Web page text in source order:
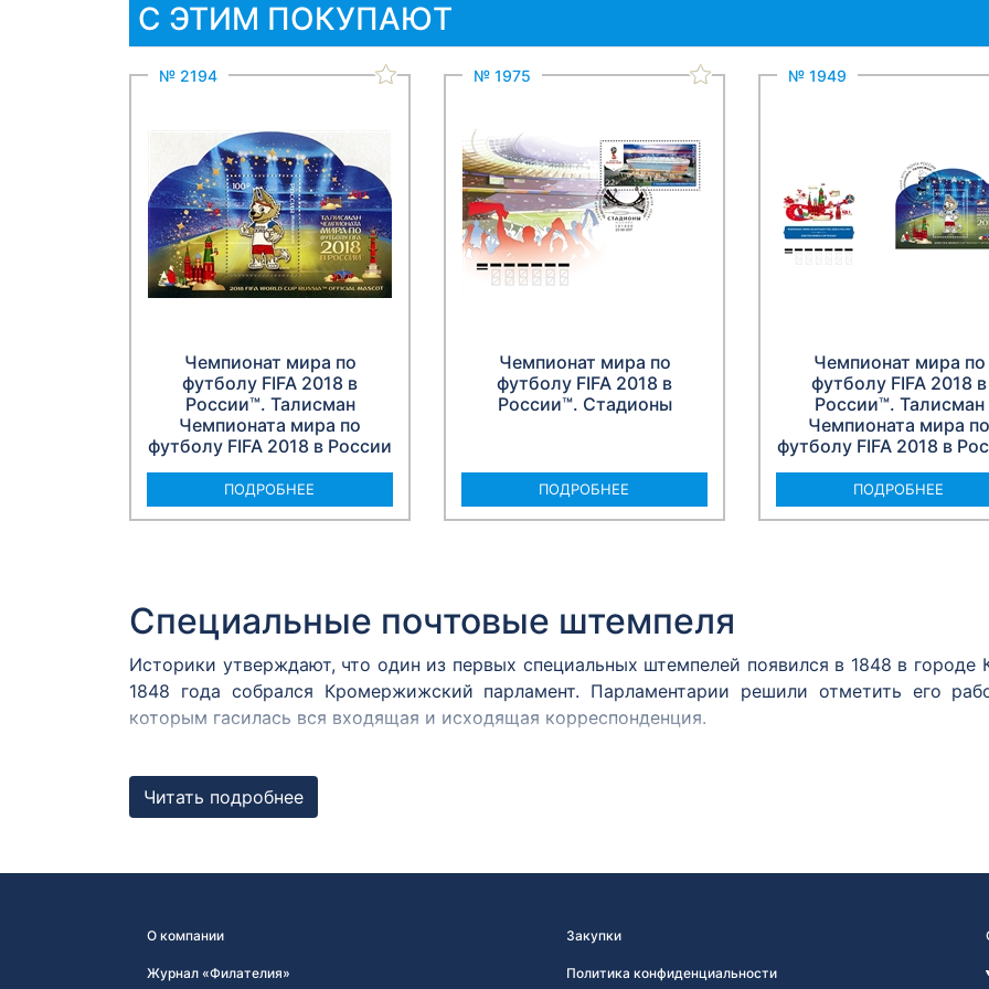
С ЭТИМ ПОКУПАЮТ
№ 2194
Чемпионат мира по
футболу FIFA 2018 в
России™. Талисман
Чемпионата мира по
футболу FIFA 2018 в России
ПОДРОБНЕЕ
№ 1975
Чемпионат мира по
футболу FIFA 2018 в
России™. Стадионы
ПОДРОБНЕЕ
№ 1949
Чемпионат мира по
футболу FIFA 2018 в
России™. Талисман
Чемпионата мира по
футболу FIFA 2018 в
ПОДРОБНЕЕ
Специальные почтовые штемпеля
Историки утверждают, что один из первых специальных штемпелей появился в 1848 в
1848 года собрался Кромержижский парламент. Парламентарии решили отметить его
которым гасилась вся входящая и исходящая корреспонденция.
1872 году. В Центральном музее связи им. А.С. Попова хранится оттиск штемпеля,
Известны оттиски с датой 12 августа 1872 года.
Штемпель первого дня
США заметили, что в день выпуска новых знаков почтовой оплаты значительно
почтовых отправлений. Чтобы усилить интерес к новым выпускам, почтовые администрации
Читать подробнее
О компании
Журнал «Филателия»
Закупки
Политика конфиденциальности